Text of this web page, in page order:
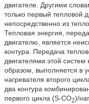
двигателе. Другими
только первый тепловой
непосредственно из
Тепловая энергия,
двигателю, является
контура. Передача
двигателями этой
образом, выполняется в
нагревателя второго
два контура
первого цикла (S-CО2)/